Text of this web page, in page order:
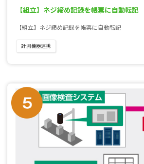
【組立】ネジ締め記録を帳票に自動転記
【組立】ネジ締め記録を帳票に自動転記
計測機器連携